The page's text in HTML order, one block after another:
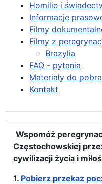
Homilie i
Informacje
Filmy
Filmy z
Brazylia
FAQ - pytania
Materiały do
Kontakt
Wspomóż
Częstochowskiej
cywilizacji życia i
1. Pobierz przekaz